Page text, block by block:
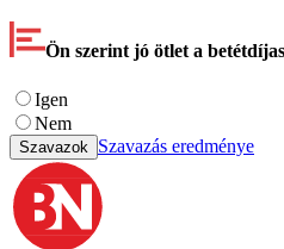
Ön szerint jó ötlet a
Igen
Nem
Szavazok Szavazás eredménye